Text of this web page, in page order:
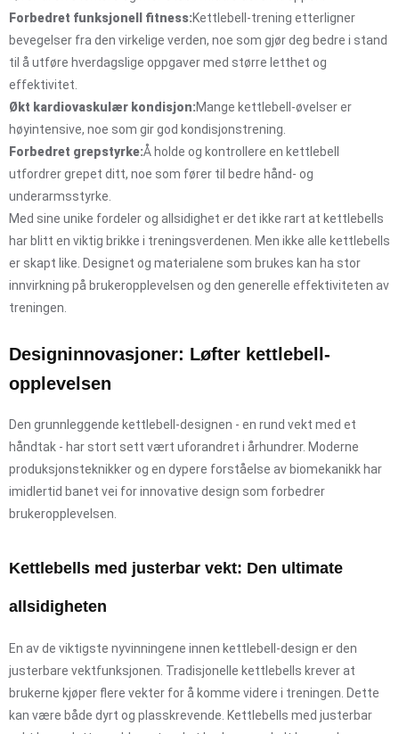
Forbedret funksjonell fitness:Kettlebell-trening etterligner
bevegelser fra den virkelige verden, noe som gjør deg bedre i stand
til å utføre hverdagslige oppgaver med større letthet og
effektivitet.
Økt kardiovaskulær kondisjon:Mange kettlebell-øvelser er
høyintensive, noe som gir god kondisjonstrening.
Forbedret grepstyrke:Å holde og kontrollere en kettlebell
utfordrer grepet ditt, noe som fører til bedre hånd- og
underarmsstyrke.
Med sine unike fordeler og allsidighet er det ikke rart at kettlebells
har blitt en viktig brikke i treningsverdenen. Men ikke alle kettlebells
er skapt like. Designet og materialene som brukes kan ha stor
innvirkning på brukeropplevelsen og den generelle effektiviteten av
treningen.
Designinnovasjoner: Løfter kettlebell-
opplevelsen
Den grunnleggende kettlebell-designen - en rund vekt med et
håndtak - har stort sett vært uforandret i århundrer. Moderne
produksjonsteknikker og en dypere forståelse av biomekanikk har
imidlertid banet vei for innovative design som forbedrer
brukeropplevelsen.
Kettlebells med justerbar vekt: Den ultimate
allsidigheten
En av de viktigste nyvinningene innen kettlebell-design er den
justerbare vektfunksjonen. Tradisjonelle kettlebells krever at
brukerne kjøper flere vekter for å komme videre i treningen. Dette
kan være både dyrt og plasskrevende. Kettlebells med justerbar